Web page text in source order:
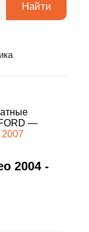
Найти
—
2004 -